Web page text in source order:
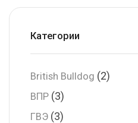
Категории
British Bulldog (2)
ВПР (3)
ГВЭ (3)